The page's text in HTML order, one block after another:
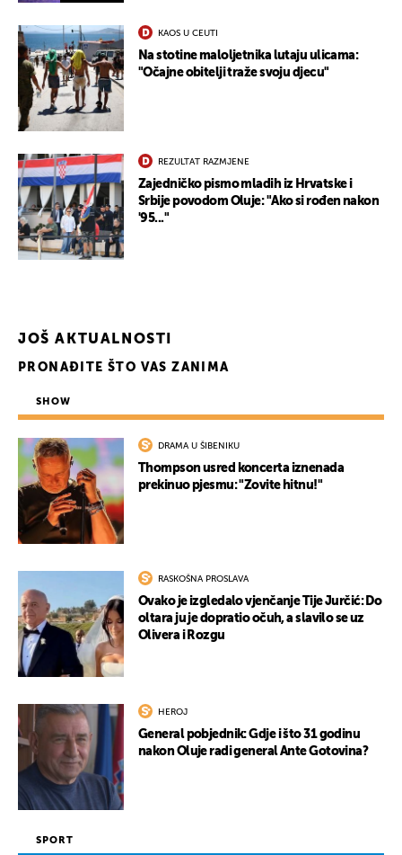
KAOS U CEUTI
Na stotine maloljetnika lutaju ulicama:
"Očajne obitelji traže svoju djecu"
REZULTAT RAZMJENE
Zajedničko pismo mladih iz Hrvatske i
Srbije povodom Oluje: "Ako si rođen nakon
'95..."
JOŠ AKTUALNOSTI
PRONAĐITE ŠTO VAS ZANIMA
SHOW
DRAMA U ŠIBENIKU
Thompson usred koncerta iznenada
prekinuo pjesmu: "Zovite hitnu!"
RASKOŠNA PROSLAVA
Ovako je izgledalo vjenčanje Tije Jurčić: Do
oltara ju je dopratio očuh, a slavilo se uz
Olivera i Rozgu
HEROJ
General pobjednik: Gdje i što 31 godinu
nakon Oluje radi general Ante Gotovina?
SPORT